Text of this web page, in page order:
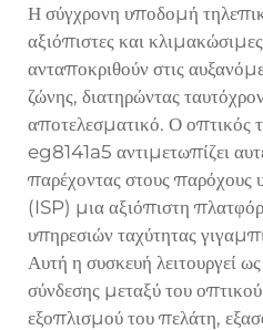
Η σύγχρονη υποδομή
αξιόπιστες και
ανταποκριθούν στις
ζώνης, διατηρώντας
αποτελεσματικό. Ο οπτικός
eg8141a5 αντιμετωπίζει
παρέχοντας στους παρόχους
(ISP) μια αξιόπιστη
υπηρεσιών ταχύτητας
Αυτή η συσκευή λειτουργεί
σύνδεσης μεταξύ του
εξοπλισμού του πελάτη,